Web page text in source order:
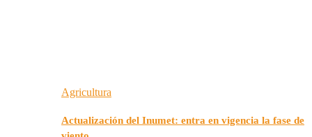
Agricultura
Actualización del Inumet: entra en vigencia la fase de